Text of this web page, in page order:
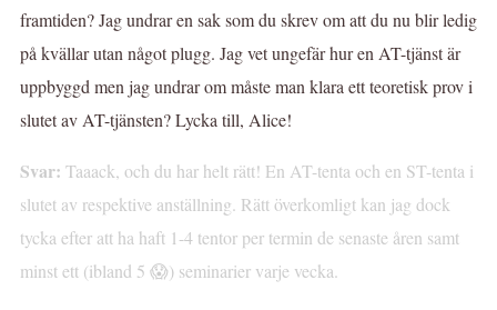
framtiden? Jag undrar en sak som du skrev om att du nu blir ledig
på kvällar utan något plugg. Jag vet ungefär hur en AT-tjänst är
uppbyggd men jag undrar om måste man klara ett teoretisk prov i
slutet av AT-tjänsten? Lycka till, Alice!
Svar: Taaack, och du har helt rätt! En AT-tenta och en ST-tenta i
slutet av respektive anställning. Rätt överkomligt kan jag dock
tycka efter att ha haft 1-4 tentor per termin de senaste åren samt
minst ett (ibland 5 😱) seminarier varje vecka.